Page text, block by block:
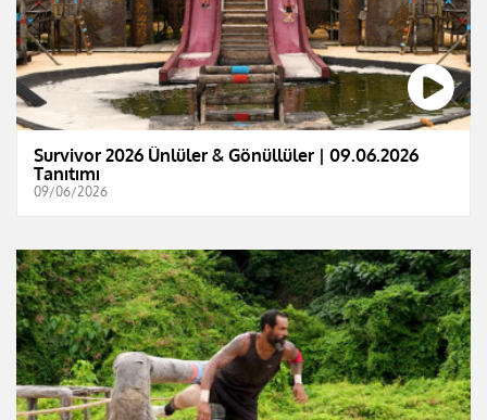
Survivor 2026 Ünlüler & Gönüllüler | 09.06.2026
Tanıtımı
09/06/2026